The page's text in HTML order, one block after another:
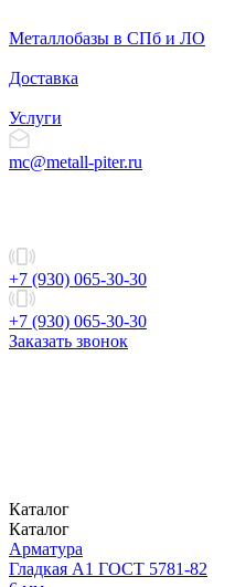
Металлобазы в СПб и ЛО
Доставка
Услуги
mc@metall-piter.ru
+7 (930) 065-30-30
+7 (930) 065-30-30
Заказать звонок
Каталог
Каталог
Арматура
Гладкая А1 ГОСТ 5781-82